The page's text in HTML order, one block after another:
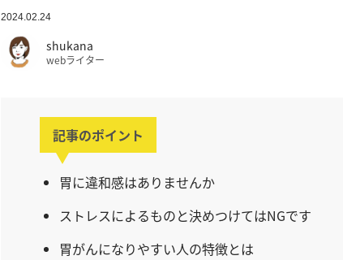
2024.02.24
shukana
webライター
記事のポイント
胃に違和感はありませんか
ストレスによるものと決めつけてはNGです
胃がんになりやすい人の特徴とは